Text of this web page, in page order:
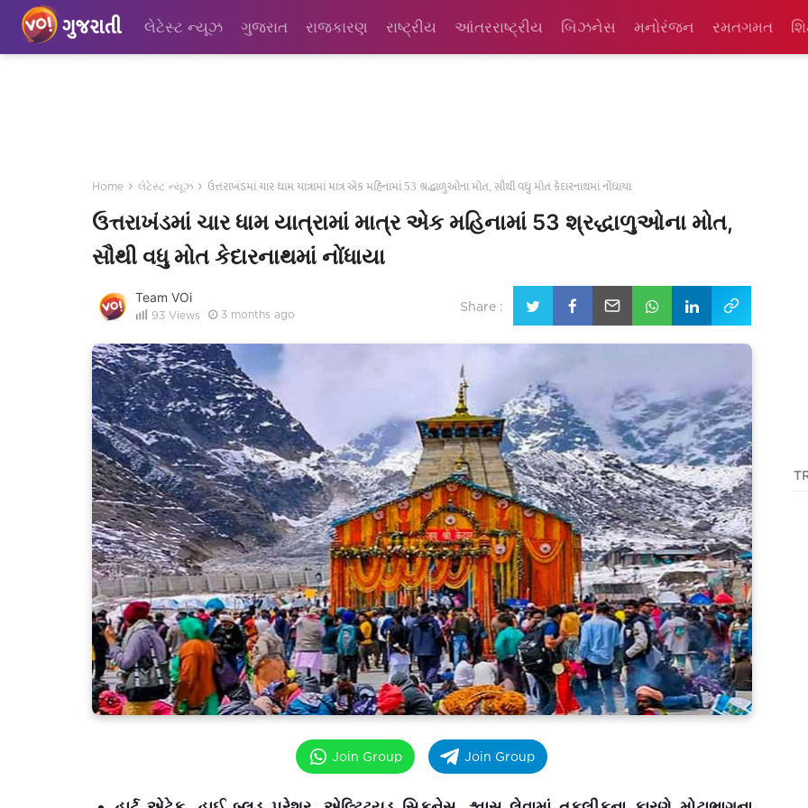
ગુજરાતી લેટેસ્ટ ન્યૂઝ ગુજરાત રાજકારણ રાષ્ટ્રીય આંતરરાષ્ટ્રીય બિઝનેસ મનોરંજન રમતગમત
Home › લેટેસ્ટ ન્યૂઝ › ઉત્તરાખંડમાં ચાર ધામ યાત્રામાં માત્ર એક મહિનામાં 53 શ્રદ્ધાળુઓના મોત, સૌથી વધુ મોત કેદારનાથમાં નોંધાયા
ઉત્તરાખંડમાં ચાર ધામ યાત્રામાં માત્ર એક મહિનામાં 53 શ્રદ્ધાળુઓના મોત,
સૌથી વધુ મોત કેદારનાથમાં નોંધાયા
Team VOi
93 Views 3 months ago
Share :
Join Group Join Group